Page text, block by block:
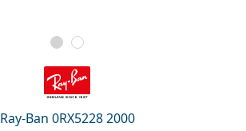
Ray-Ban 0RX5228 2000